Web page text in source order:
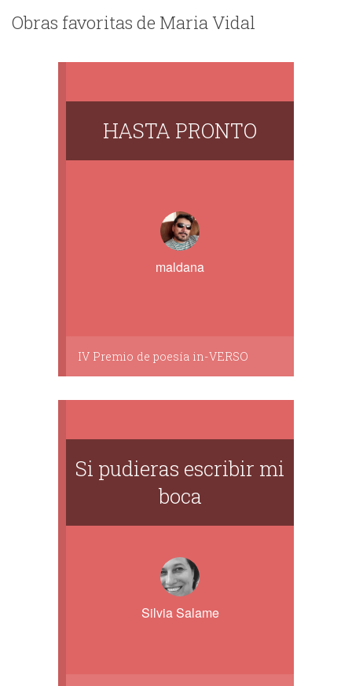
Obras favoritas de Maria Vidal
HASTA PRONTO
maldana
IV Premio de poesía in-VERSO
Si pudieras escribir mi
boca
Silvia Salame